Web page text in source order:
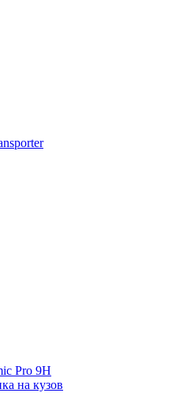
Pro 9H
на кузов